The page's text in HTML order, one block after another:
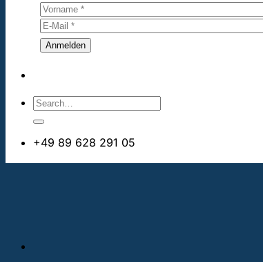
+49 89 628 291 05